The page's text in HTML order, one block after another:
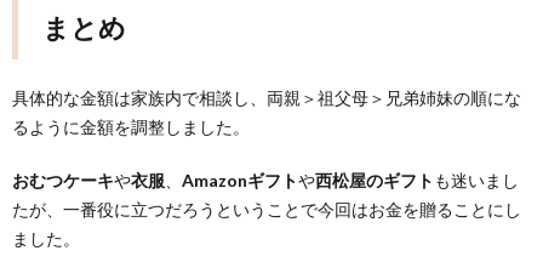
まとめ
具体的な金額は家族内で相談し、両親＞祖父母＞兄弟姉妹の順にな
るように金額を調整しました。
おむつケーキや衣服 Amazonギフトや西松屋のギフト も迷いまし
たが、一番役に立つだろうということで今回はお金を贈ることにし
ました。